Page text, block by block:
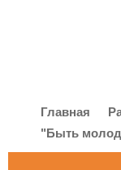
Главная
"Быть